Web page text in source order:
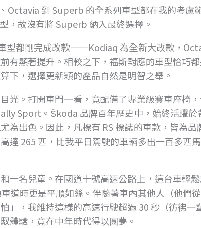
到 Superb 的全系列車型都在我的考慮
，故沒有將 Superb 納入最終選擇。
型都剛完成改款——Kodiaq 為全新大改款，
有顯著提升。相較之下，福斯對應的車型恰巧
下，選擇更新穎的產品自然是明智之舉。
光。打開車門一看，竟配備了專業級賽車座椅
Sport。Škoda 品牌百年歷史中，始終活躍於
為出色。因此，凡標有 RS 標誌的車款，皆為品
達 265 匹，比我平日駕駛的車輛多出一百多匹
一名兒童。在國道十號高速公路上，這台車輕
道時更是平順如絲。伴隨著車內其他人（他們
」，我維持這樣的高速行駛超過 30 秒（彷彿一
驗，竟在中年時代得以圓夢。